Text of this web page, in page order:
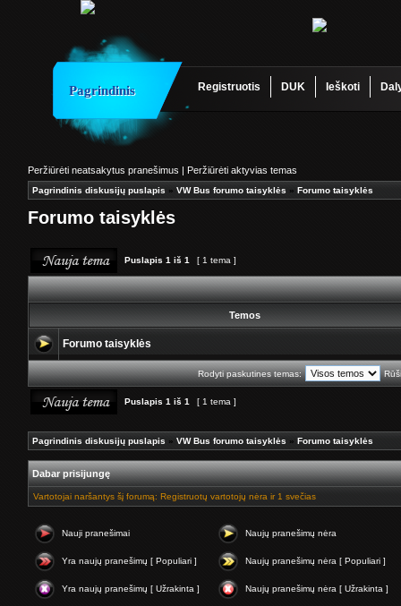
Pagrindinis Registruotis DUK Ieškoti
Peržiūrėti neatsakytus pranešimus | Peržiūrėti aktyvias temas
Pagrindinis diskusijų puslapis » VW Bus forumo taisyklės » Forumo taisyklės
Forumo taisyklės
Puslapis 1 iš 1 [ 1 tema ]
Temos
Forumo taisyklės
Rodyti paskutines temas:
Puslapis 1 iš 1 [ 1 tema ]
Pagrindinis diskusijų puslapis » VW Bus forumo taisyklės » Forumo taisyklės
Dabar prisijungę
Vartotojai naršantys šį forumą: Registruotų vartotojų nėra ir 1 svečias
Nauji pranešimai Naujų pranešimų nėra
Yra naujų pranešimų [ Populiari ] Naujų pranešimų nėra [ Populiari ]
Yra naujų pranešimų [ Užrakinta ] Naujų pranešimų nėra [ Užrakinta ]